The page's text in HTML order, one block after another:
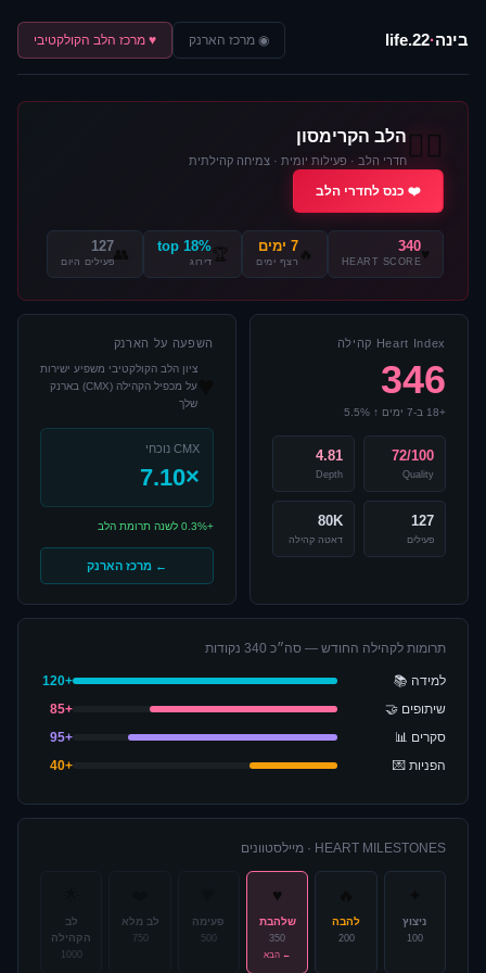
בינה·
22.life ◉ מרכז הארנק ♥ מרכז הלב הקולקטיבי
❤️‍🔥 הלב הקרימסון
חדרי הלב · פעילות יומית · צמיחה קהילתית
❤️ כנס לחדרי הלב
♥
340
HEART SCORE
🔥 7 ימים
רצף ימים 🏆
top 18%
דירוג 👥
127
פעילים היום
Heart Index קהילה
346
+18 ב-7 ימים ↑ 5.5%
72/100
Quality
4.81
Depth
127
פעילים
80K
דאטה קהילה
השפעה על הארנק
ציון הלב הקולקטיבי משפיע ישירות
על מכפיל הקהילה (CMX) בארנק
שלך
CMX נוכחי
×7.10
+0.3% לשנה תרומת הלב
← מרכז הארנק
תרומות לקהילה החודש — סה״כ 340 נקודות
למידה 📚 +
120
שיתופים 🤝
+
85
סקרים 📊
+
95
הפניות 💌
+
40
HEART MILESTONES · מיילסטוונים
ניצוץ
100
להבה
200
♥
שלהבת
350
← הבא
פעימה
500
לב מלא
750
לב
הקהילה
1000